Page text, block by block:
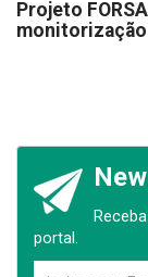
Projeto
portal.